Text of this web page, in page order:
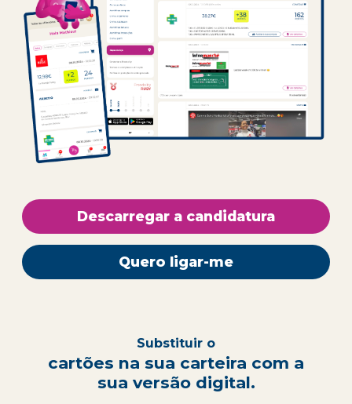
Descarregar a candidatura
Quero ligar-me
Substituir o
cartões na sua carteira com a
sua versão digital.